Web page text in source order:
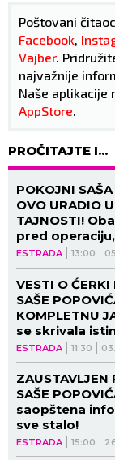
Poštovani
Facebook,
Vajber.
najvažnije
Naše aplikacije
AppStore.
PROČITAJTE I...
ESTRADA 13:00
POKOJNI
OVO URADIO
TAJNOSTI!
pred
znao šta će
ESTRADA 11:30
VESTI O ĆERKI
SAŠE
KOMPLETNU
se skrivala
videlo posle
ESTRADA 15:00
ZAUSTAVLJEN
SAŠE
saopštena
sve stalo!